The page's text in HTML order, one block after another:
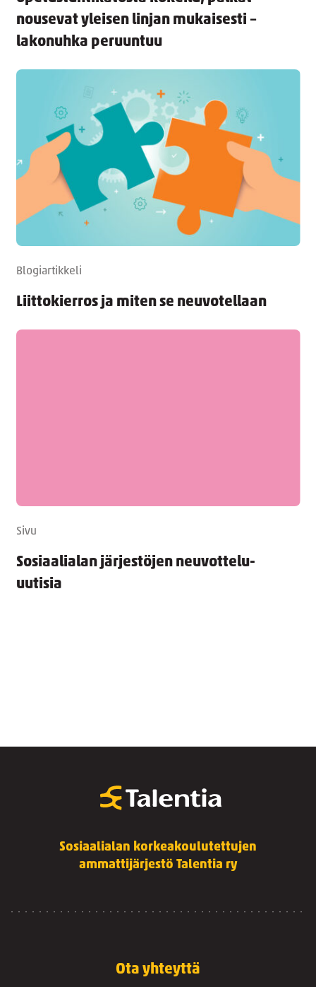
nousevat yleisen linjan mukaisesti –
lakonuhka peruuntuu
Blogiartikkeli
Liittokierros ja miten se neuvotellaan
Sivu
Sosiaalialan järjestöjen neuvottelu-
uutisia
Sosiaalialan korkeakoulutettujen
ammattijärjestö Talentia ry
Ota yhteyttä